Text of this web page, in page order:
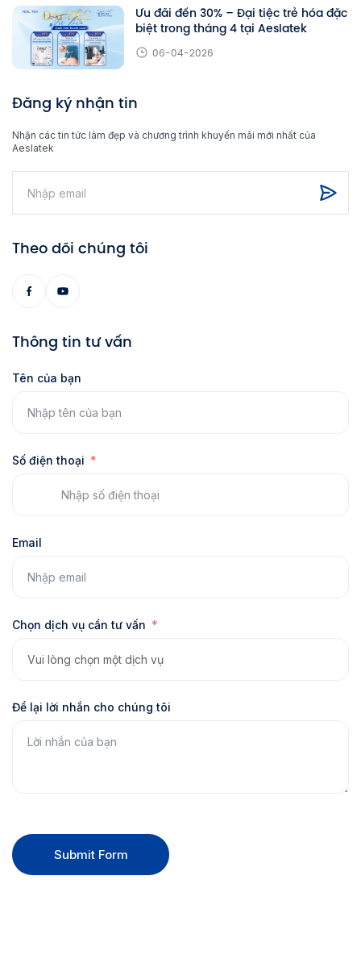
Ưu đãi đến 30% – Đại tiệc trẻ hóa đặc
biệt trong tháng 4 tại Aeslatek
06-04-2026
Đăng ký nhận tin
Nhận các tin tức làm đẹp và chương trình khuyến mãi mới nhất của
Aeslatek
Theo dõi chúng tôi
Thông tin tư vấn
Tên của bạn
Số điện thoại
Email
Chọn dịch vụ cần tư vấn
Để lại lời nhắn cho chúng tôi
Submit Form